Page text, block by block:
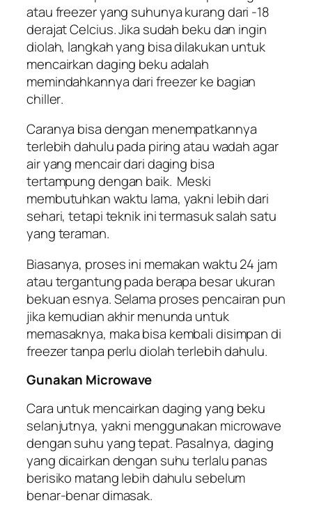
ataufreezeryang suhunya kurang dari -18
derajat Celcius. Jika sudah beku dan ingin
diolah, langkah yang bisa dilakukan untuk
mencairkan daging beku adalah
memindahkannya darifreezerke bagian
chiller.
Caranya bisa dengan menempatkannya
terlebih dahulu pada piring atau wadah agar
air yang mencair dari daging bisa
tertampung dengan baik. Meski
membutuhkan waktu lama, yakni lebih dari
sehari, tetapi teknik ini termasuk salah satu
yang teraman.
Biasanya, proses ini memakan waktu 24 jam
atau tergantung pada berapa besar ukuran
bekuan esnya. Selama proses pencairan pun
jika kemudian akhir menunda untuk
memasaknya, maka bisa kembali disimpan di
freezertanpa perlu diolah terlebih dahulu.
Gunakan Microwave
Cara untuk mencairkan daging yang beku
selanjutnya, yakni menggunakan microwave
dengan suhu yang tepat. Pasalnya, daging
yang dicairkan dengan suhu terlalu panas
berisiko matang lebih dahulu sebelum
benar-benar dimasak.